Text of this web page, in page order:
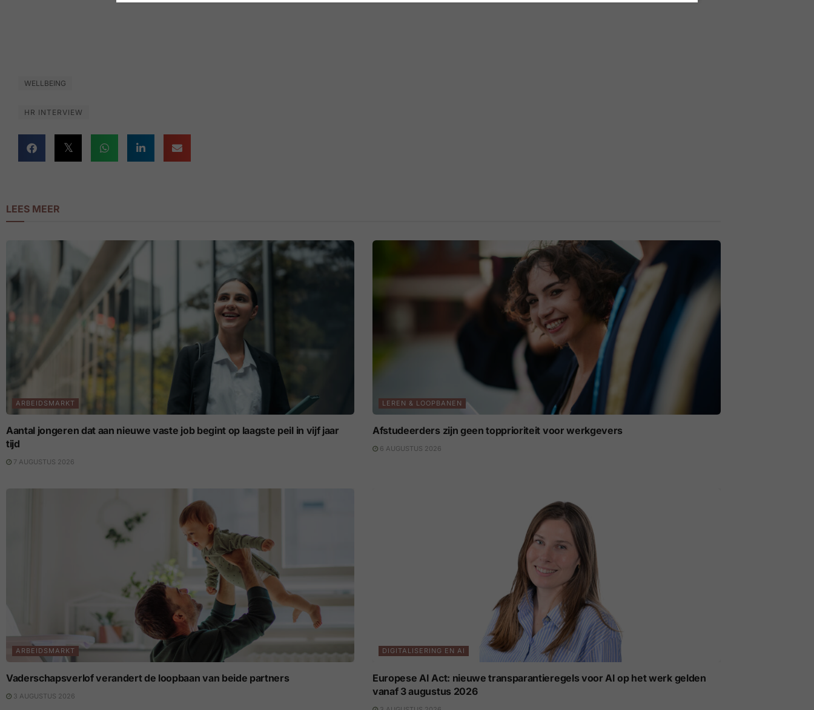
WELLBEING
HR INTERVIEW
LEES MEER
ARBEIDSMARKT
Aantal jongeren dat aan nieuwe vaste job begint op laagste peil in vijf jaar
tijd
7 AUGUSTUS 2026
LEREN & LOOPBANEN
Afstudeerders zijn geen topprioriteit voor werkgevers
6 AUGUSTUS 2026
ARBEIDSMARKT
Vaderschapsverlof verandert de loopbaan van beide partners
3 AUGUSTUS 2026
DIGITALISERING EN AI
Europese AI Act: nieuwe transparantieregels voor AI op het werk gelden
vanaf 3 augustus 2026